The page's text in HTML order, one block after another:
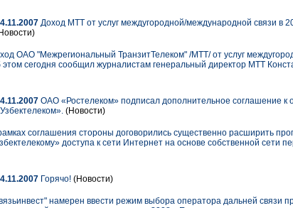
Доход МТТ от услуг междугородной/международной связи в
ОАО "Межрегиональный ТранзитТелеком" /МТТ/ от услуг
сегодня сообщил журналистам генеральный директор МТТ
ОАО «Ростелеком» подписал дополнительное соглашение
(Новости)
соглашения стороны договорились существенно расширить
доступа к сети Интернет на основе собственной сети
Горячо! (Новости)
намерен ввести режим выбора оператора дальней связи